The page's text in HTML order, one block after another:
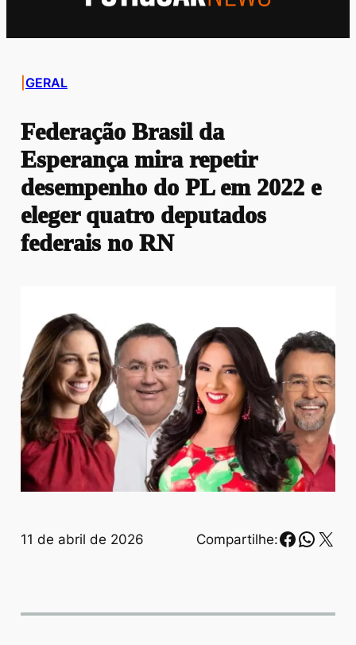
GERAL
Federação Brasil da
Esperança mira repetir
desempenho do PL em 2022 e
eleger quatro deputados
federais no RN
11 de abril de 2026 Compartilhe: X